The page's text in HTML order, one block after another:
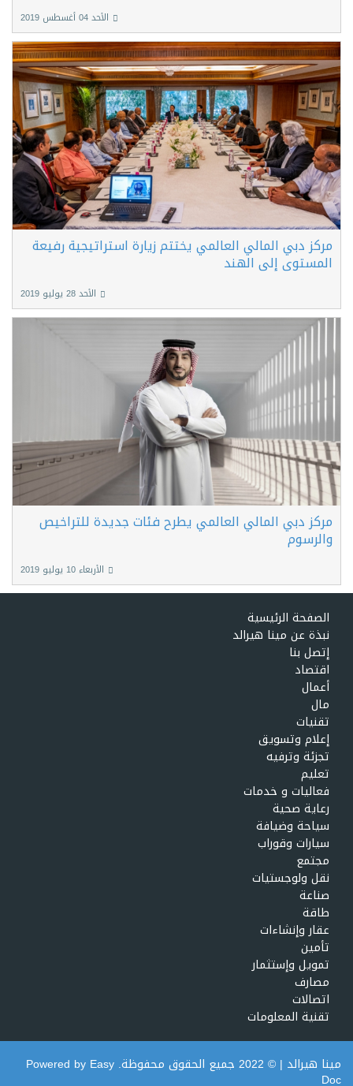
الأحد 04 أغسطس 2019
مركز دبي المالي العالمي يختتم زيارة استراتيجية رفيعة
المستوى إلى الهند
الأحد 28 يوليو 2019
مركز دبي المالي العالمي يطرح فئات جديدة للتراخيص
والرسوم
الأربعاء 10 يوليو 2019
الصفحة الرئيسية
نبذة عن مينا هيرالد
إتصل بنا
اقتصاد
أعمال
مال
تقنيات
إعلام وتسويق
تجزئة وترفيه
تعليم
فعاليات و خدمات
رعاية صحية
سياحة وضيافة
سيارات وقوراب
مجتمع
نقل ولوجستيات
صناعة
طاقة
عقار وإنشاءات
تأمين
تمويل وإستثمار
مصارف
اتصالات
تقنية المعلومات
مينا هيرالد| © 2022 جميع الحقوق محفوظة. Powered by Easy
Doc